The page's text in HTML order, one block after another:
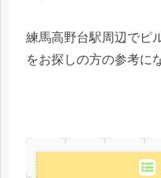
練馬高野台駅周辺でピ
をお探しの方の参考に